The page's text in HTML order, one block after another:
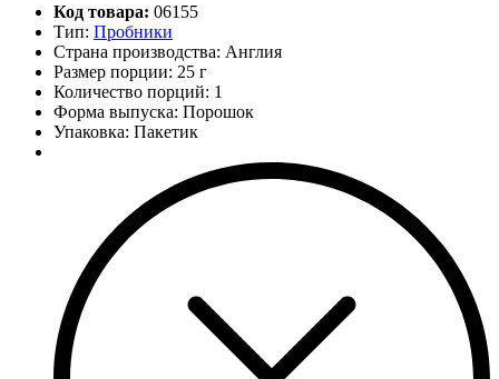
Код товара: 06155
Тип: Пробники
Страна производства: Англия
Размер порции: 25 г
Количество порций: 1
Форма выпуска: Порошок
Упаковка: Пакетик